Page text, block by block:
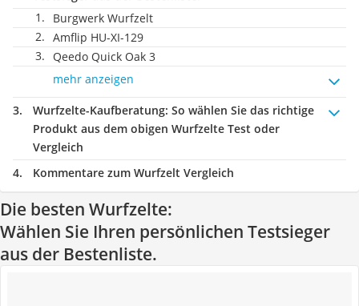
Burgwerk Wurfzelt
Amflip HU-XI-129
Qeedo Quick Oak 3
mehr anzeigen
Wurfzelte-Kaufberatung: So wählen Sie das richtige
Produkt aus dem obigen Wurfzelte Test oder
Vergleich
Kommentare zum Wurfzelt Vergleich
Die besten Wurfzelte:
Wählen Sie Ihren persönlichen Testsieger
aus der Bestenliste.